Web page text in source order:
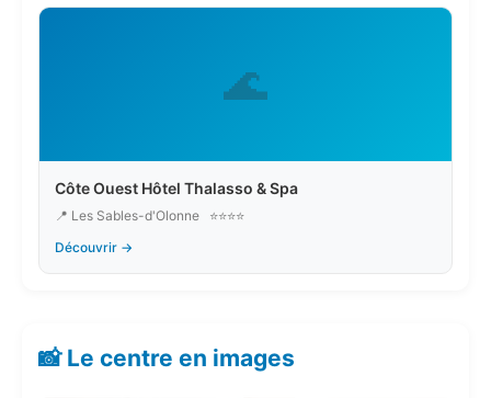
🌊
Côte Ouest Hôtel Thalasso & Spa
📍 Les Sables-d'Olonne
⭐⭐⭐⭐
Découvrir →
📸 Le centre en images